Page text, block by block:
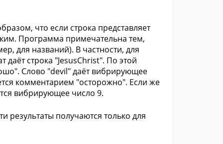
что если строка представляет
Программа примечательна тем,
для названий). В частности, для
даёт строка "JesusChrist". По этой
Слово "devil" даёт вибрирующее
комментарием "осторожно". Если же
вибрирующее число 9.
результаты получаются только для